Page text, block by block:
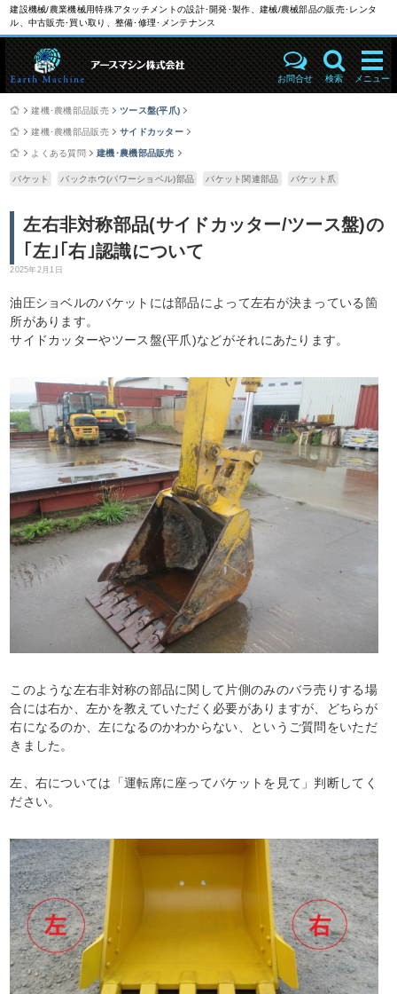
建設機械/農業機械用特殊アタッチメントの設計･開発･製作、建械/農械部品の販売･レンタ
ル、中古販売･買い取り、整備･修理･メンテナンス
お問合せ 検索 メニュー
建機･農機部品販売 ツース盤(平爪)
建機･農機部品販売 サイドカッター
よくある質問 建機･農機部品販売
バケット バックホウ(パワーショベル)部品 バケット関連部品 バケット爪
左右非対称部品(サイドカッター/ツース盤)の
｢左｣｢右｣認識について
2025年2月1日
油圧ショベルのバケットには部品によって左右が決まっている箇
所があります。
サイドカッターやツース盤(平爪)などがそれにあたります。
このような左右非対称の部品に関して片側のみのバラ売りする場
合には右か、左かを教えていただく必要がありますが、どちらが
右になるのか、左になるのかわからない、というご質問をいただ
きました。
左、右については「運転席に座ってバケットを見て」判断してく
ださい。